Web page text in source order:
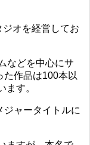
ジオを経営してお
などを中心にサ
た作品は100本以
ます。
ジャータイトルに